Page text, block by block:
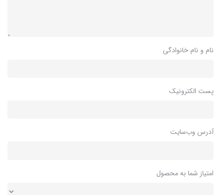
نام و نام خانوادگی
پست الکترونیک
آدرس وب‌سایت
امتیاز شما به محصول